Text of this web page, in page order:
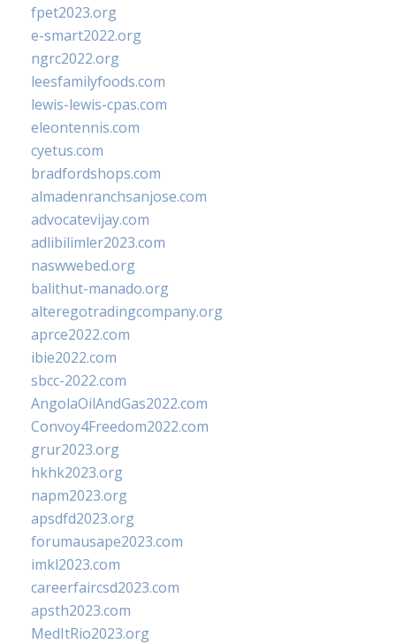
fpet2023.org
e-smart2022.org
ngrc2022.org
leesfamilyfoods.com
lewis-lewis-cpas.com
eleontennis.com
cyetus.com
bradfordshops.com
almadenranchsanjose.com
advocatevijay.com
adlibilimler2023.com
naswwebed.org
balithut-manado.org
alteregotradingcompany.org
aprce2022.com
ibie2022.com
sbcc-2022.com
AngolaOilAndGas2022.com
Convoy4Freedom2022.com
grur2023.org
hkhk2023.org
napm2023.org
apsdfd2023.org
forumausape2023.com
imkl2023.com
careerfaircsd2023.com
apsth2023.com
MedItRio2023.org